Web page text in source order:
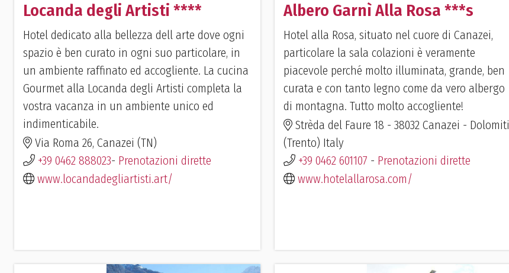
Locanda degli Artisti ****
Hotel dedicato alla bellezza dell arte dove ogni
spazio è ben curato in ogni suo particolare, in
un ambiente raffinato ed accogliente. La cucina
Gourmet alla Locanda degli Artisti completa la
vostra vacanza in un ambiente unico ed
indimenticabile.
Via Roma 26, Canazei (TN)
+39 0462 888023- Prenotazioni dirette
www.locandadegliartisti.art/
Albero Garnì Alla Rosa ***s
Hotel alla Rosa, situato nel cuore di Canazei,
particolare la sala colazioni è veramente
piacevole perché molto illuminata, grande, ben
curata e con tanto legno come da vero albergo
di montagna. Tutto molto accogliente!
Strèda del Faure 18 - 38032 Canazei - Dolomiti
(Trento) Italy
+39 0462 601107 - Prenotazioni dirette
www.hotelallarosa.com/